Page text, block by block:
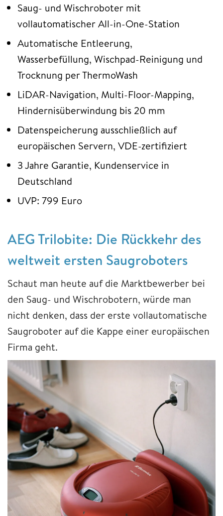
Saug- und Wischroboter mit
vollautomatischer All-in-One-Station
Automatische Entleerung,
Wasserbefüllung, Wischpad-Reinigung und
Trocknung per ThermoWash
LiDAR-Navigation, Multi-Floor-Mapping,
Hindernisüberwindung bis 20 mm
Datenspeicherung ausschließlich auf
europäischen Servern, VDE-zertifiziert
3 Jahre Garantie, Kundenservice in
Deutschland
UVP: 799 Euro
AEG Trilobite: Die Rückkehr des
weltweit ersten Saugroboters
Schaut man heute auf die Marktbewerber bei
den Saug- und Wischrobotern, würde man
nicht denken, dass der erste vollautomatische
Saugroboter auf die Kappe einer europäischen
Firma geht.